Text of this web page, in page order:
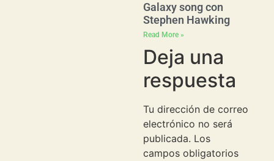
Galaxy song con
Stephen Hawking
Read More »
Deja una
respuesta
Tu dirección de correo
electrónico no será
publicada. Los
campos obligatorios